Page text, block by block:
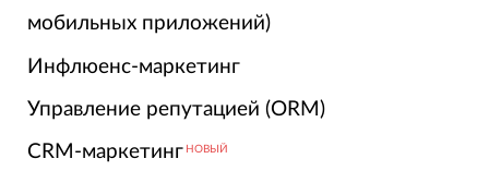
мобильных приложений)
Инфлюенс-маркетинг
Управление репутацией (ORM)
CRM-маркетинг НОВЫЙ